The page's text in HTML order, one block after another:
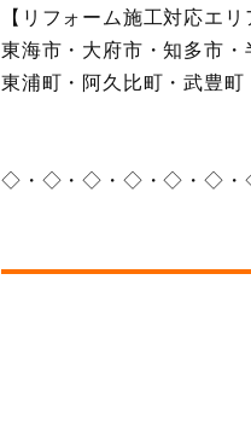
【リフォーム施工対応エリ
東海市・大府市・知多市・
東浦町・阿久比町・武豊
◇・◇・◇・◇・◇・◇